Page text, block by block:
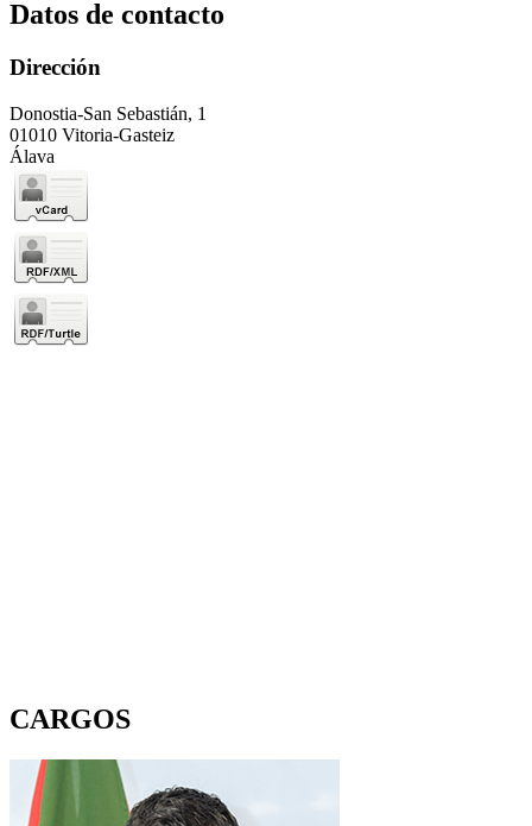
Datos de contacto
Dirección
Donostia-San Sebastián, 1
01010 Vitoria-Gasteiz
Álava
CARGOS